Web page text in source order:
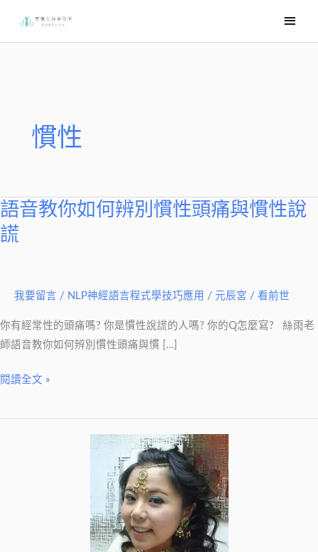
要
慣性
語音教你如何辨別慣性頭痛與慣性說
謊
我要留言 / NLP神經語言程式學技巧應用 / 元辰宮 / 看前世
你有經常性的頭痛嗎? 你是慣性說謊的人嗎? 你的Q怎麼寫? 絲雨老
師語音教你如何辨別慣性頭痛與慣 […]
語
音
教
辨
別
性
痛
閱讀全文 »